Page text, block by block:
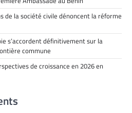
de la société civile dénoncent la réforme
s’accordent définitivement sur la
commune
de croissance en 2026 en